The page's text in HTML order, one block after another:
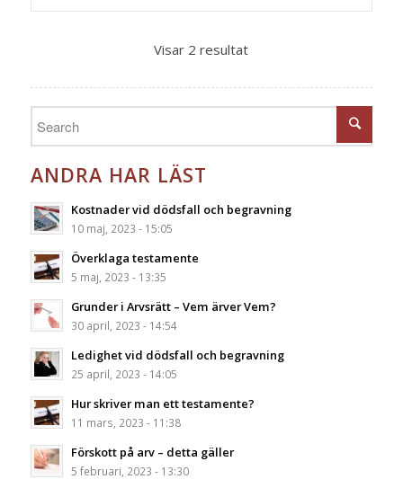
Visar 2 resultat
ANDRA HAR LÄST
Kostnader vid dödsfall och begravning
10 maj, 2023 - 15:05
Överklaga testamente
5 maj, 2023 - 13:35
Grunder i Arvsrätt – Vem ärver Vem?
30 april, 2023 - 14:54
Ledighet vid dödsfall och begravning
25 april, 2023 - 14:05
Hur skriver man ett testamente?
11 mars, 2023 - 11:38
Förskott på arv – detta gäller
5 februari, 2023 - 13:30